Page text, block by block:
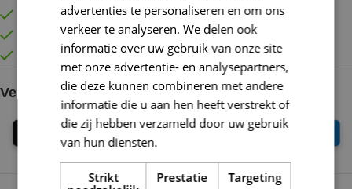
Lage verzendkosten vanaf € 4,99 binnen NL
Gratis verzonden vanaf €55,-
Vóór 16:30 besteld = Zelfde (werk)dag verzonden
Veilig online betalen
advertenties te personaliseren en om ons
verkeer te analyseren. We delen ook
informatie over uw gebruik van onze site
met onze advertentie- en analysepartners,
die deze kunnen combineren met andere
informatie die u aan hen heeft verstrekt of
die zij hebben verzameld door uw gebruik
van hun diensten.
Strikt
Prestatie Targeting